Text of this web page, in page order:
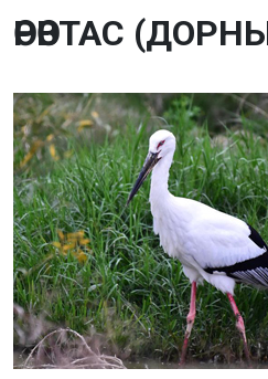
ӨРӨВТАС